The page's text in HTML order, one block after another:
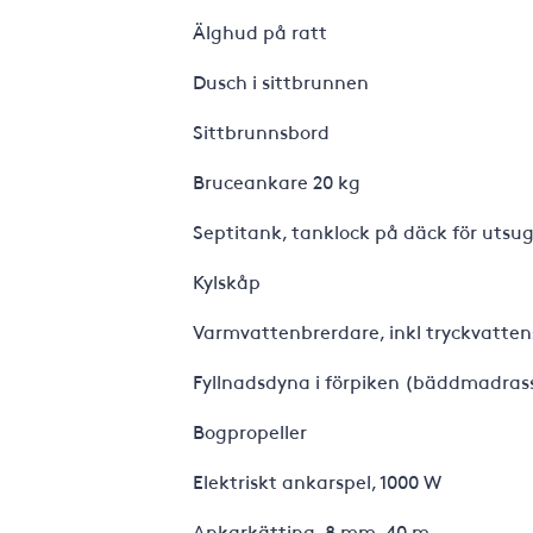
Älghud
Dusch i
Septitank, tanklock
Varmvattenbrerdare, inkl
Fyllnadsdyna i förpiken
Elektriskt